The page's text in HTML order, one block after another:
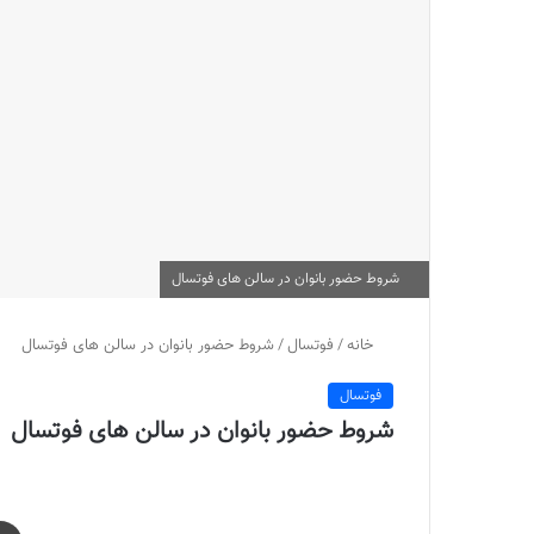
شروط حضور بانوان در سالن های فوتسال
خانه/ فوتسال/شروط حضور بانوان در سالن های فوتسال
فوتسال
شروط حضور بانوان در سالن های فوتسال